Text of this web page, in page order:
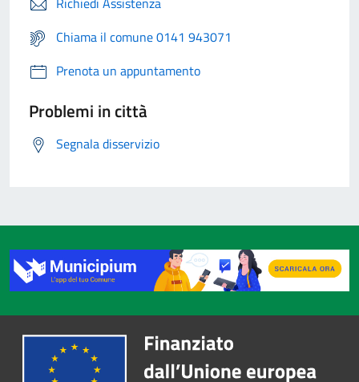
Chiama il comune 0141 943071
Prenota un appuntamento
Problemi in città
Segnala disservizio